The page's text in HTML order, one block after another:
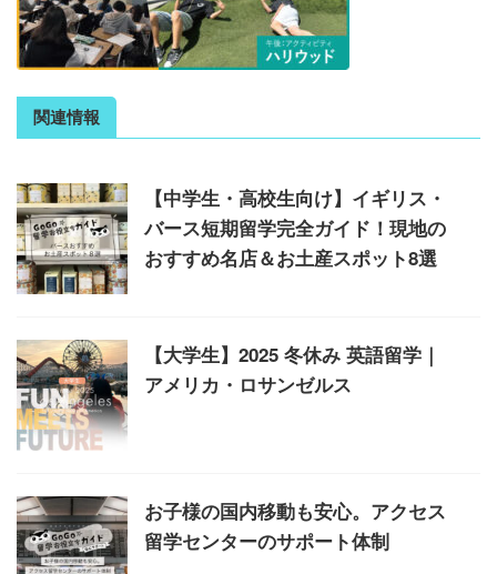
関連情報
【中学生・高校生向け】イギリス・
バース短期留学完全ガイド！現地の
おすすめ名店＆お土産スポット8選
【大学生】2025 冬休み 英語留学｜
アメリカ・ロサンゼルス
お子様の国内移動も安心。アクセス
留学センターのサポート体制